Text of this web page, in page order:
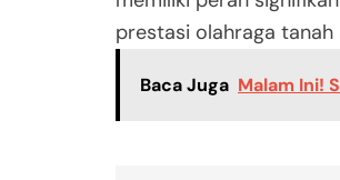
prestasi olahraga tanah
Baca Juga Malam Ini!